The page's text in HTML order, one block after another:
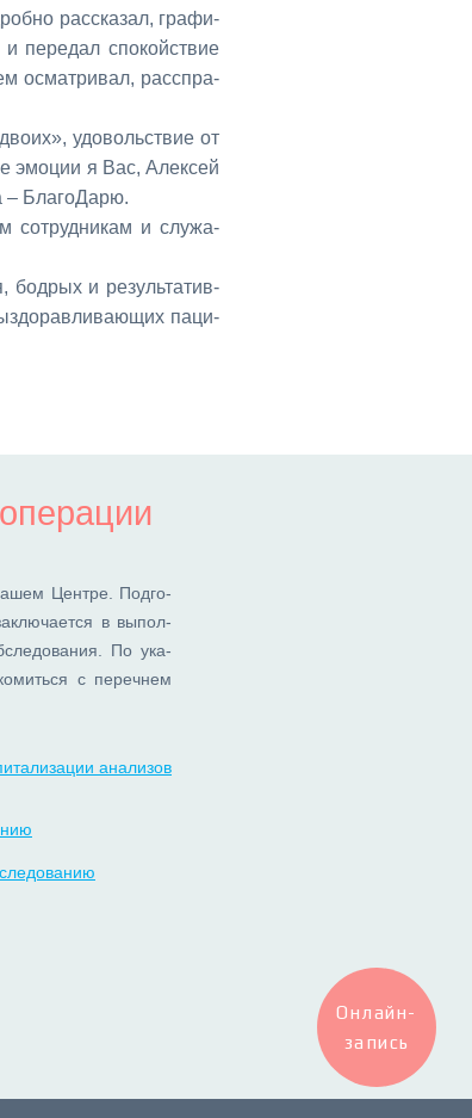
рас­ска­зал, гра­фи­
пе­ре­дал спо­кой­ствие
осмат­ри­вал, рас­спра­
удо­воль­ствие от
эмо­ции я Вас, Алек­сей
– Бла­го­Да­рю.
со­труд­ни­кам и слу­жа­
бод­рых и ре­зуль­та­тив­
па­ци­
Цен­тре. Под­го­
в вы­пол­
По ука­
с пе­реч­нем
анализов
Онлайн-
запись